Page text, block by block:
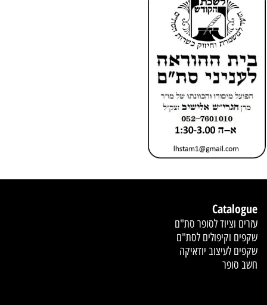
Catalogue
עזרים וציוד לסופר סת"ם
שקפים וקיפולים לסת"ם
שקפים לעיצוב יודאיקה
חשב סופר